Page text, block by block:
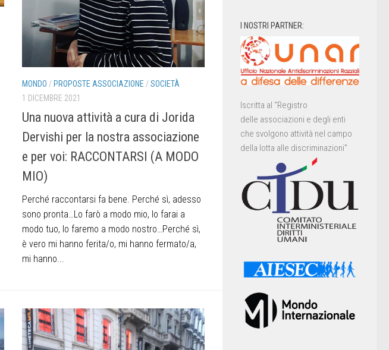
MONDO / PROPOSTE ASSOCIAZIONE /SOCIETÀ
1 DICEMBRE 2021
Una nuova attività a cura di Jorida
Dervishi per la nostra associazione
e per voi: RACCONTARSI (A MODO
MIO)
Perché raccontarsi fa bene. Perché sì, adesso
sono pronta…Lo farò a modo mio, lo f‭ara‬i a
modo tuo, lo faremo a modo nostro…Perché sì,
è vero mi hanno ferita/o, mi hanno fermato/a,
mi hanno...
I NOSTRI PARTNER:
Iscritta al “Registro
delle associazioni e degli enti
che svolgono attività nel campo
della lotta alle discriminazioni”